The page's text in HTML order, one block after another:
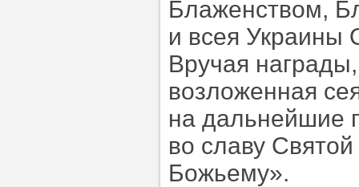
Блаженством,
и всея
Вручая
возложенная
на дальнейшие
во славу
Божьему».